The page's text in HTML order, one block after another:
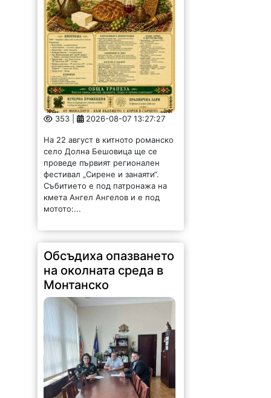
353 | 2026-08-07 13:27:27
На 22 август в китното романско
село Долна Бешовица ще се
проведе първият регионален
фестивал „Сирене и занаяти“.
Събитието е под патронажа на
кмета Ангел Ангелов и е под
мотото:...
Обсъдиха опазването
на околната среда в
Монтанско